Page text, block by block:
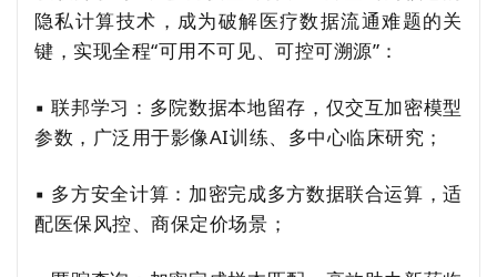
隐私计算技术，成为破解医疗数据流通难题的关
键，实现全程“可用不可见、可控可溯源”：
▪ 联邦学习：多院数据本地留存，仅交互加密模型
参数，广泛用于影像AI训练、多中心临床研究；
▪ 多方安全计算：加密完成多方数据联合运算，适
配医保风控、商保定价场景；